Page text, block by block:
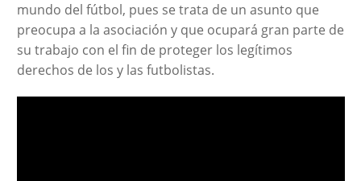
mundo del fútbol, pues se trata de un asunto que
preocupa a la asociación y que ocupará gran parte de
su trabajo con el fin de proteger los legítimos
derechos de los y las futbolistas.